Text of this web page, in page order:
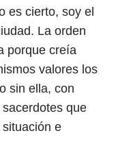
es cierto, soy el
La orden
porque creía
valores los
sin ella, con
que
e